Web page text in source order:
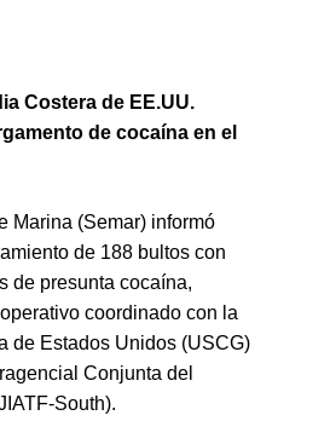
Costera de EE.UU.
de cocaína en el
Marina (Semar) informó
de 188 bultos con
de presunta cocaína,
coordinado con la
de Estados Unidos (USCG)
Conjunta del
South).